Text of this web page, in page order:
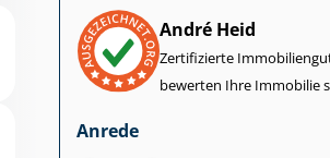
André Heid
Zertifizierte
bewerten Ihre Immobilie
Anrede